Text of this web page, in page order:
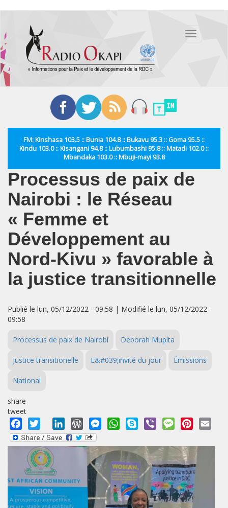
contenu
principal
Toggle
FM: Kinshasa 103.5 :: Bunia 104.8 :: Bukavu 95.3 :: Goma 95.5 ::
Kindu 103.0 :: Kisangani 94.8 :: Lubumbashi 95.8 :: Matadi 102.0 ::
Mbandaka 103.0 :: Mbuji-mayi 93.8
Processus de paix de
Nairobi : le Réseau
« Femme et
Développement au
Nord-Kivu » favorable à
la justice transitionnelle
Publié le lun, 05/12/2022 - 09:58 | Modifié le lun, 05/12/2022 -
09:58
Processus de paix de Nairobi Deborah Mupita
Justice transitionelle L&#039;invité du jour Émissions
National
share
tweet
Facebook
Twitter LinkedInWordPressMessengerWhatsApp
Skype Viber MessagePinterest